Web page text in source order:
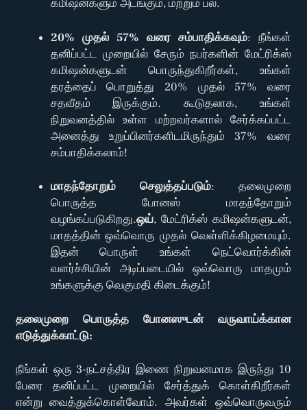
கமிஷன்களும் அடங்கும், மற்றும் பல.
20% முதல் 57% வரை சம்பாதிக்கவும்: நீங்கள்
தனிப்பட்ட முறையில் சேரும் நபர்களின் மேட்ரிக்ஸ்
கமிஷன்களுடன் பொருந்துகிறீர்கள், உங்கள்
தரத்தைப் பொறுத்து 20% முதல் 57% வரை
சதவீதம் இருக்கும். கூடுதலாக, உங்கள்
நிறுவனத்தில் உள்ள மற்றவர்களால் சேர்க்கப்பட்ட
அனைத்து உறுப்பினர்களிடமிருந்தும் 37% வரை
சம்பாதிக்கலாம்!
மாதந்தோறும் செலுத்தப்படும்: தலைமுறை
பொருத்த போனஸ் மாதந்தோறும்
வழங்கப்படுகிறது.ஒய், மேட்ரிக்ஸ் கமிஷன்களுடன்,
மாதத்தின் ஒவ்வொரு முதல் வெள்ளிக்கிழமையும்.
இதன் பொருள் உங்கள் நெட்வொர்க்கின்
வளர்ச்சியின் அடிப்படையில் ஒவ்வொரு மாதமும்
உங்களுக்கு வெகுமதி கிடைக்கும்!
தலைமுறை பொருத்த போனஸுடன் வருவாய்க்கான
எடுத்துக்காட்டு:
நீங்கள் ஒரு 3-நட்சத்திர இணை நிறுவனமாக இருந்து 10
பேரை தனிப்பட்ட முறையில் சேர்த்துக் கொள்கிறீர்கள்
என்று வைத்துக்கொள்வோம். அவர்கள் ஒவ்வொருவரும்